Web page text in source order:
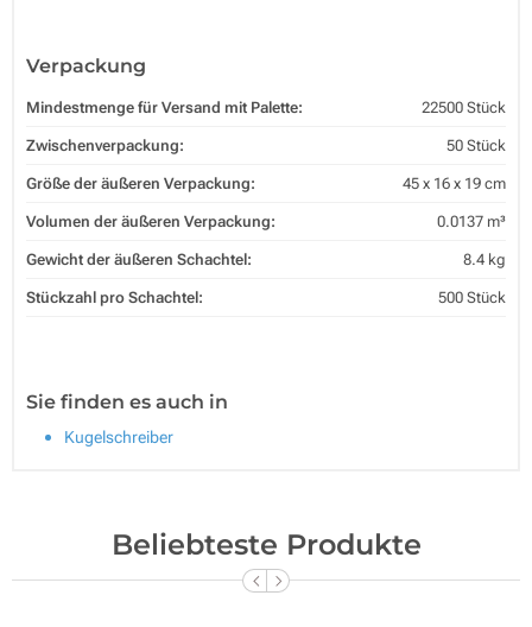
Verpackung
Mindestmenge für Versand mit Palette: 22500 Stück
Zwischenverpackung: 50 Stück
Größe der äußeren Verpackung: 45 x 16 x 19 cm
Volumen der äußeren Verpackung: 0.0137 m³
Gewicht der äußeren Schachtel: 8.4 kg
Stückzahl pro Schachtel: 500 Stück
Sie finden es auch in
Kugelschreiber
Beliebteste Produkte